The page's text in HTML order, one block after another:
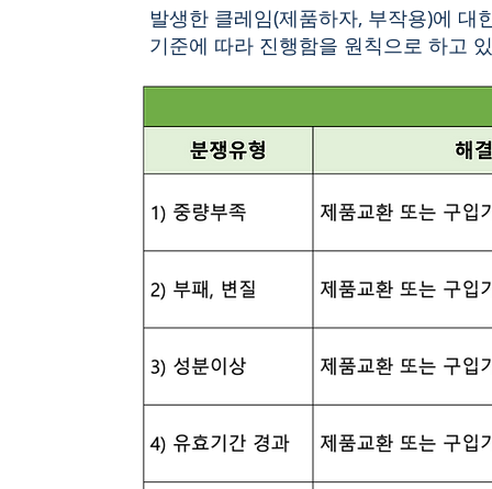
발생한 클레임(제품하자, 부작용)에
기준에 따라 진행함을 원칙으로 하고